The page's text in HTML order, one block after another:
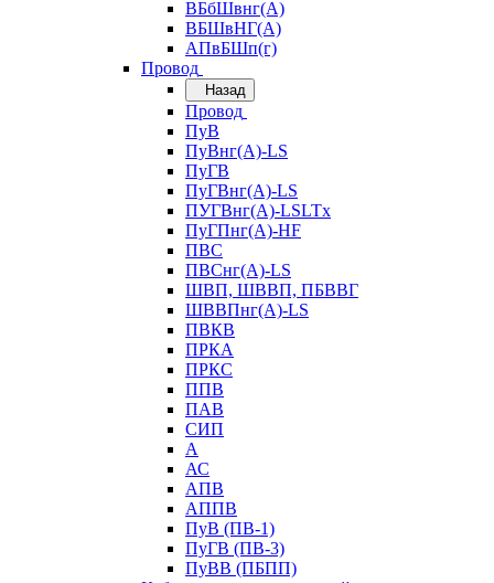
ВБбШвнг(А)
ВБШвНГ(А)
АПвБШп(г)
Провод
Назад
Провод
ПуВ
ПуВнг(А)-LS
ПуГВ
ПуГВнг(А)-LS
ПУГВнг(А)-LSLTx
ПуГПнг(А)-HF
ПВС
ПВСнг(А)-LS
ШВП, ШВВП, ПБВВГ
ШВВПнг(А)-LS
ПВКВ
ПРКА
ПРКС
ППВ
ПАВ
СИП
А
АС
АПВ
АППВ
ПуВ (ПВ-1)
ПуГВ (ПВ-3)
ПуВВ (ПБПП)